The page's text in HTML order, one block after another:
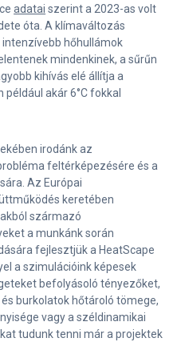
adatai szerint a 2023-as volt
óta. A klímaváltozás
hőhullámok
mindenkinek, a sűrűn
kihívás elé állítja a
akár 6°C fokkal
irodánk az
feltérképezésére és a
Az Európai
keretében
származó
a munkánk során
fejlesztjük a HeatScape
a szimulációink képesek
befolyásoló tényezőket,
burkolatok hőtároló tömege,
vagy a széldinamikai
tudunk tenni már a projektek